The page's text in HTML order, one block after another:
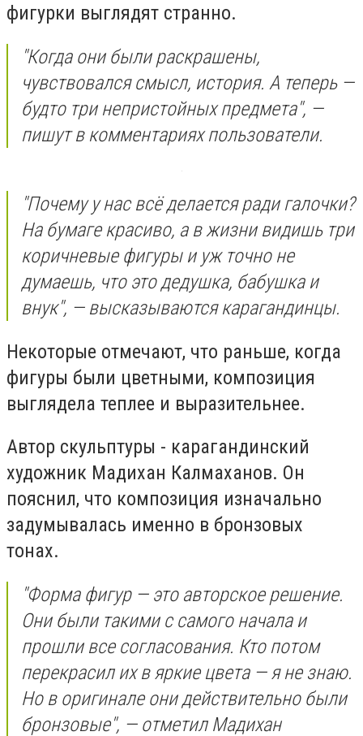
фигурки выглядят странно.
"Когда они были раскрашены,
чувствовался смысл, история. А теперь —
будто три непристойных предмета", —
пишут в комментариях пользователи.
"Почему у нас всё делается ради галочки?
На бумаге красиво, а в жизни видишь три
коричневые фигуры и уж точно не
думаешь, что это дедушка, бабушка и
внук", — высказываются карагандинцы.
Некоторые отмечают, что раньше, когда
фигуры были цветными, композиция
выглядела теплее и выразительнее.
Автор скульптуры - карагандинский
художник Мадихан Калмаханов. Он
пояснил, что композиция изначально
задумывалась именно в бронзовых
тонах.
"Форма фигур — это авторское решение.
Они были такими с самого начала и
прошли все согласования. Кто потом
перекрасил их в яркие цвета — я не знаю.
Но в оригинале они действительно были
бронзовые", — отметил Мадихан